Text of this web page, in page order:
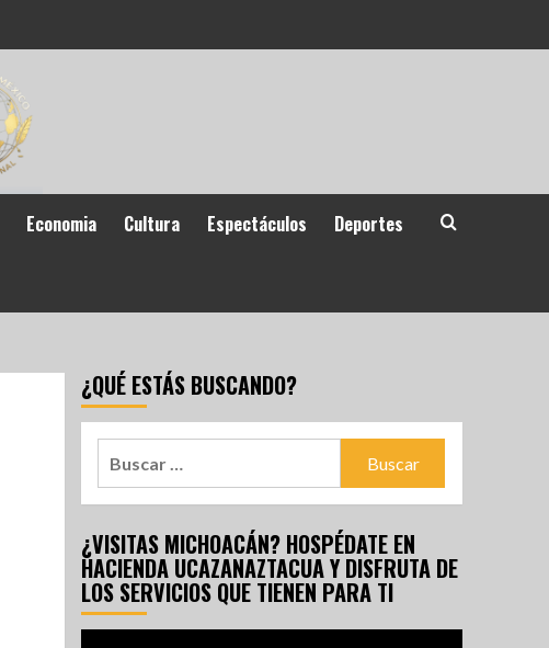
Economia Cultura Espectáculos Deportes
¿QUÉ ESTÁS BUSCANDO?
¿VISITAS MICHOACÁN? HOSPÉDATE EN
HACIENDA UCAZANAZTACUA Y DISFRUTA DE
LOS SERVICIOS QUE TIENEN PARA TI